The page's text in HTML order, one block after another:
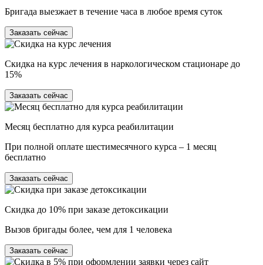
Бригада выезжает в течение часа в любое время суток
Заказать сейчас
Скидка на курс лечения в наркологическом стационаре до
15%
Заказать сейчас
Месяц бесплатно для курса реабилитации
При полной оплате шестимесячного курса – 1 месяц
бесплатно
Заказать сейчас
Скидка до 10% при заказе детоксикации
Вызов бригады более, чем для 1 человека
Заказать сейчас